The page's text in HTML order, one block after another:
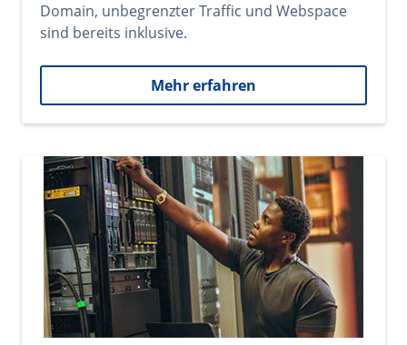
Domain, unbegrenzter Traffic und Webspace
sind bereits inklusive.
Mehr erfahren